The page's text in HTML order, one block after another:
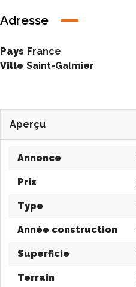
Adresse
Pays France
Ville Saint-Galmier
Aperçu
Annonce
Prix
Type
Année construction
Superficie
Terrain